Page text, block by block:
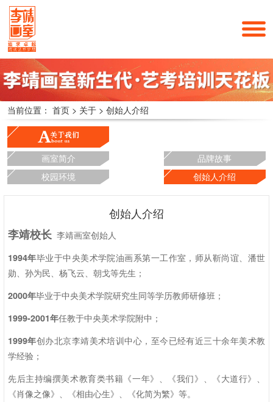
当前位置： 首页 > 关于 > 创始人介绍
画室简介
品牌故事
校园环境
创始人介绍
创始人介绍
李靖校长李靖画室创始人
1994年毕业于中央美术学院油画系第一工作室，师从靳尚谊、潘世
勋、孙为民、杨飞云、朝戈等先生；
2000年毕业于中央美术学院研究生同等学历教师研修班；
1999-2001年任教于中央美术学院附中；
1999年创办北京李靖美术培训中心，至今已经有近三十余年美术教
学经验；
先后主持编撰美术教育类书籍《一年》、《我们》、《大道行》、
《肖像之像》、《相由心生》、《化简为繁》等。